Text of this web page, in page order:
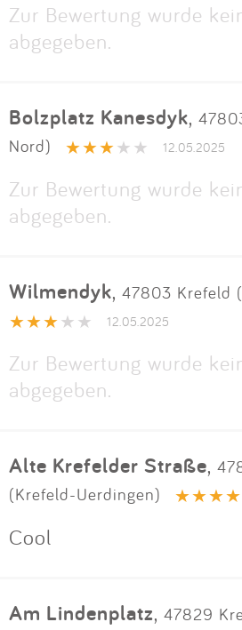
Zur Bewertung wurde
abgegeben.
Bolzplatz Kanesdyk,
Nord)
12.05.2025
Zur Bewertung wurde
abgegeben.
Wilmendyk, 47803 Krefeld
12.05.2025
Zur Bewertung wurde
abgegeben.
Alte Krefelder Straße,
(Krefeld-Uerdingen)
Cool
Am Lindenplatz, 47829